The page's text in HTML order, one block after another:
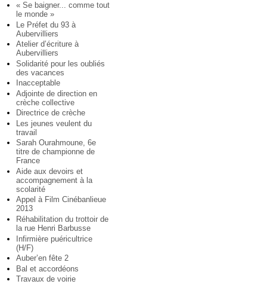
« Se baigner... comme tout
le monde »
Le Préfet du 93 à
Aubervilliers
Atelier d’écriture à
Aubervilliers
Solidarité pour les oubliés
des vacances
Inacceptable
Adjointe de direction en
crèche collective
Directrice de crèche
Les jeunes veulent du
travail
Sarah Ourahmoune, 6e
titre de championne de
France
Aide aux devoirs et
accompagnement à la
scolarité
Appel à Film Cinébanlieue
2013
Réhabilitation du trottoir de
la rue Henri Barbusse
Infirmière puéricultrice
(H/F)
Auber’en fête 2
Bal et accordéons
Travaux de voirie